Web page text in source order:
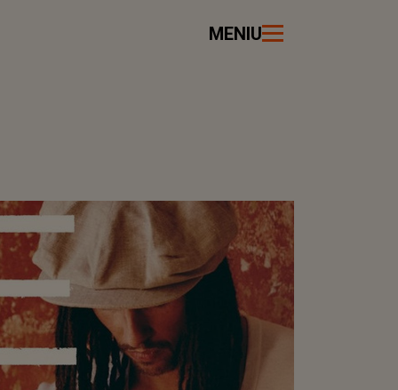
MENIU